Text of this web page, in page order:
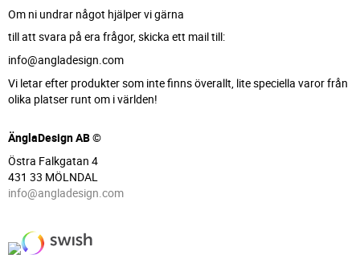
Om ni undrar något hjälper vi gärna
till att svara på era frågor, skicka ett mail till:
info@angladesign.com
Vi letar efter produkter som inte finns överallt, lite speciella varor från
olika platser runt om i världen!
ÄnglaDesign AB ©
Östra Falkgatan 4
431 33 MÖLNDAL
info@angladesign.com